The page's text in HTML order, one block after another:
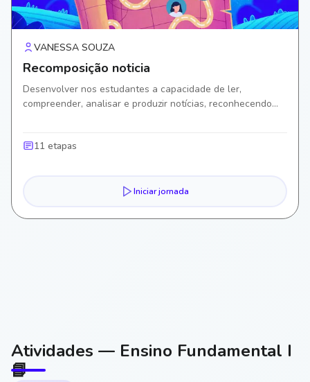
VANESSA SOUZA
Recomposição noticia
Desenvolver nos estudantes a capacidade de ler,
compreender, analisar e produzir notícias, reconhecendo
11 etapas
Iniciar jornada
Atividades — Ensino Fundamental I
📘